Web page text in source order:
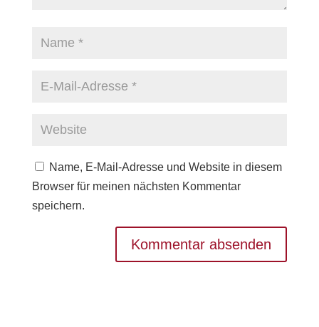
Name, E-Mail-Adresse und Website in diesem
Browser für meinen nächsten Kommentar
speichern.